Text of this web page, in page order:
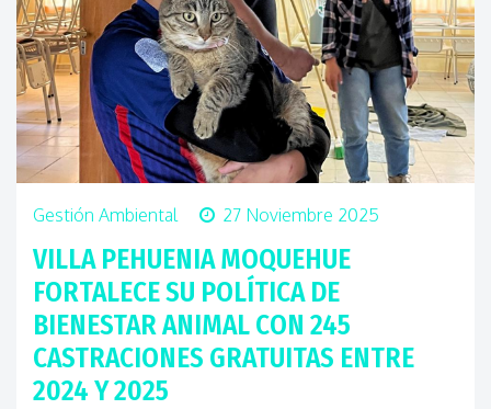
Gestión Ambiental 27 Noviembre 2025
VILLA PEHUENIA MOQUEHUE
FORTALECE SU POLÍTICA DE
BIENESTAR ANIMAL CON 245
CASTRACIONES GRATUITAS ENTRE
2024 Y 2025